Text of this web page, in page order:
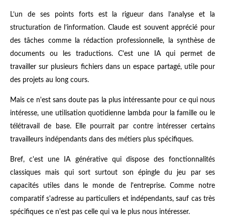
L’un de ses points forts est la rigueur dans l’analyse et la
structuration de l’information. Claude est souvent apprécié pour
des tâches comme la rédaction professionnelle, la synthèse de
documents ou les traductions. C'est une IA qui permet de
travailler sur plusieurs fichiers dans un espace partagé, utile pour
des projets au long cours.
Mais ce n'est sans doute pas la plus intéressante pour ce qui nous
intéresse, une utilisation quotidienne lambda pour la famille ou le
télétravail de base. Elle pourrait par contre intéresser certains
travailleurs indépendants dans des métiers plus spécifiques.
Bref, c'est une IA générative qui dispose des fonctionnalités
classiques mais qui sort surtout son épingle du jeu par ses
capacités utiles dans le monde de l'entreprise. Comme notre
comparatif s'adresse au particuliers et indépendants, sauf cas très
spécifiques ce n'est pas celle qui va le plus nous intéresser.